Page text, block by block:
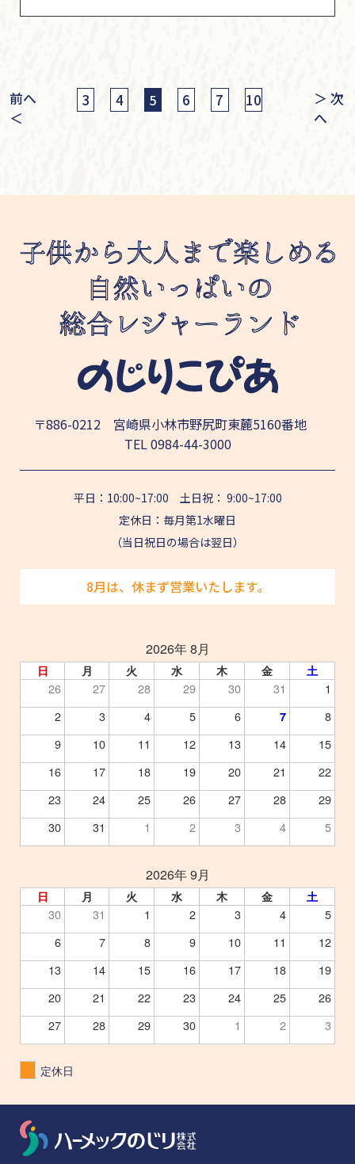
前へ
＜
3 4 5 6 7 10
＞ 次
へ
〒886-0212 宮崎県小林市野尻町東麓5160番地
TEL0984-44-3000
平日：10:00~17:00 土日祝： 9:00~17:00
定休日：毎月第1水曜日
（当日祝日の場合は翌日）
8月は、休まず営業いたします。
2026年 8月
日 月 火 水 木 金 土
26 27 28 29 30 31
1
2
3 4 5 6 7
8
9
10 11 12 13 14
15
16
17 18 19 20 21
22
23
24 25 26 27 28
29
30
31 1 2 3 4 5
2026年 9月
日 月 火 水 木 金 土
30 31 1 2 3 4
5
6
7 8 9 10 11
12
13
14 15 16 17 18
19
20
21 22 23 24 25
26
27
28 29 30 1 2 3
定休日